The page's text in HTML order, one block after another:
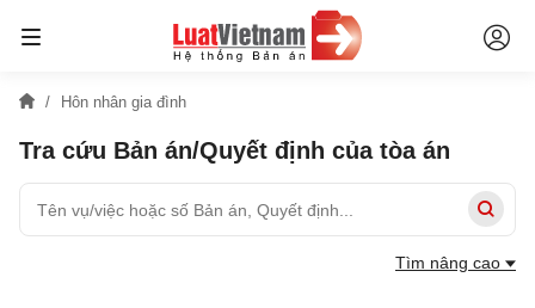
Hôn nhân gia đình
Tra cứu Bản án/Quyết định của tòa án
Tìm nâng cao